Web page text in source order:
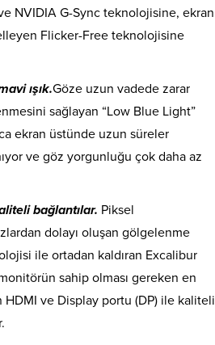
NVIDIA G-Sync teknolojisine, ekran
Flicker-Free teknolojisine
ışık.Göze uzun vadede zarar
sağlayan “Low Blue Light”
ekran üstünde uzun süreler
ve göz yorgunluğu çok daha az
bağlantılar. Piksel
dolayı oluşan gölgelenme
ile ortadan kaldıran Excalibur
sahip olması gereken en
ve Display portu (DP) ile kaliteli